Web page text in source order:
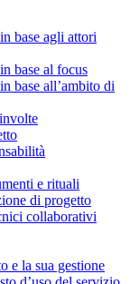
base agli attori
base al focus
base all’ambito di
e rituali
di progetto
collaborativi
e la sua gestione